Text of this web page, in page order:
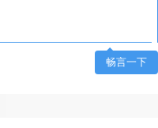
畅言一下